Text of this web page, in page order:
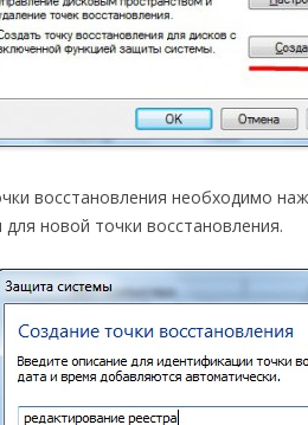
восстановления необходимо
новой точки восстановления.